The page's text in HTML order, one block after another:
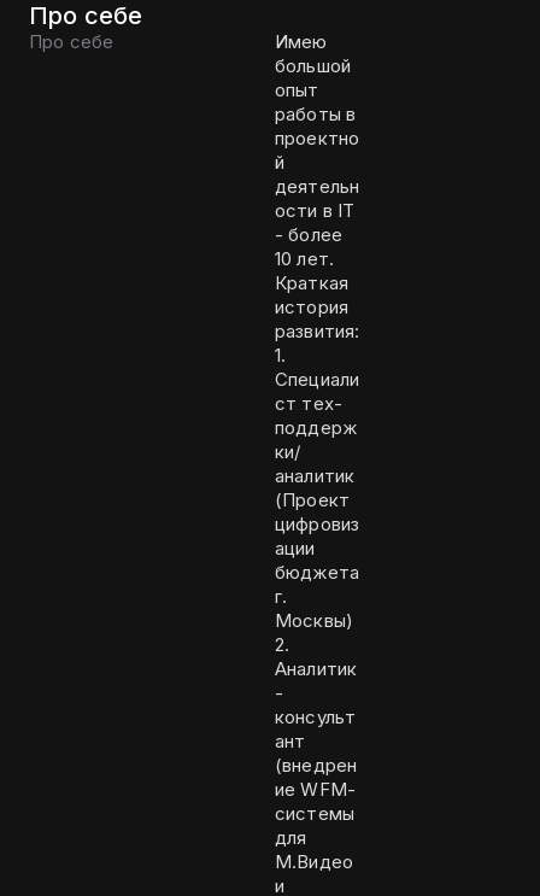
Про себе
Про себе
Имею
большой
опыт
работы в
проектно
й
деятельн
ости в IT
- более
10 лет.
Краткая
история
развития:
1.
Специали
ст тех-
поддерж
ки/
аналитик
(Проект
цифровиз
ации
бюджета
г.
Москвы)
2.
Аналитик
-
консульт
ант
(внедрен
ие WFM-
системы
для
М.Видео
и